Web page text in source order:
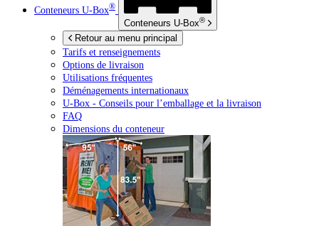
Conteneurs U-Box®
Conteneurs U-Box®
Retour au menu principal
Tarifs et renseignements
Options de livraison
Utilisations fréquentes
Déménagements internationaux
U-Box - Conseils pour l’emballage et la livraison
FAQ
Dimensions du conteneur